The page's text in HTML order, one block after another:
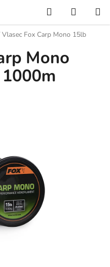
Hledat
KOŠÍK
Vlasec Fox Carp Mono 15lb
Mono